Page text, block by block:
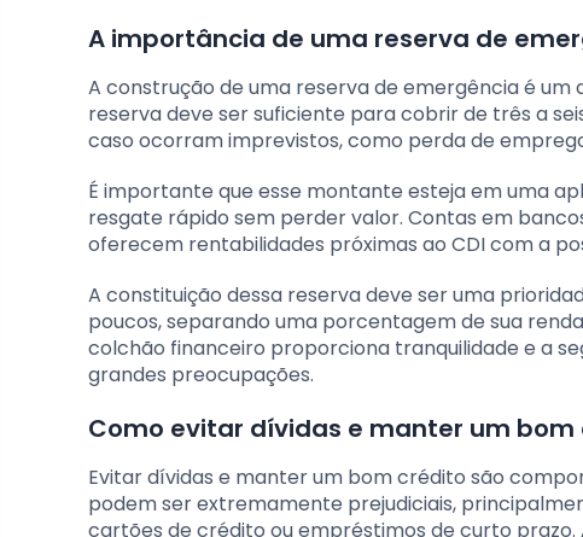
A importância de uma reserva de
A construção de uma reserva de emergência é
reserva deve ser suficiente para cobrir de três a
caso ocorram imprevistos, como perda de
É importante que esse montante esteja em uma
resgate rápido sem perder valor. Contas em
oferecem rentabilidades próximas ao CDI com a
A constituição dessa reserva deve ser uma
poucos, separando uma porcentagem de sua
colchão financeiro proporciona tranquilidade e a
grandes preocupações.
Como evitar dívidas e manter um bom
Evitar dívidas e manter um bom crédito são
podem ser extremamente prejudiciais,
cartões de crédito ou empréstimos de curto